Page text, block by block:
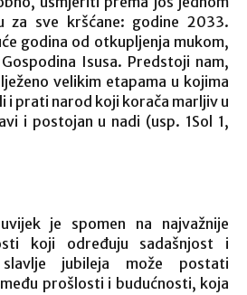
za sve kršćane: godine 2033.
godina od otkupljenja mukom,
Isusa. Predstoji nam,
velikim etapama u kojima
i prati narod koji korača marljiv u
i postojan u nadi (usp. 1Sol 1,
je spomen na najvažnije
koji određuju sadašnjost i
jubileja može postati
prošlosti i budućnosti, koja